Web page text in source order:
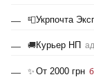
📮Укрпочта
🚚Курьер НП
✨ От 2000 грн